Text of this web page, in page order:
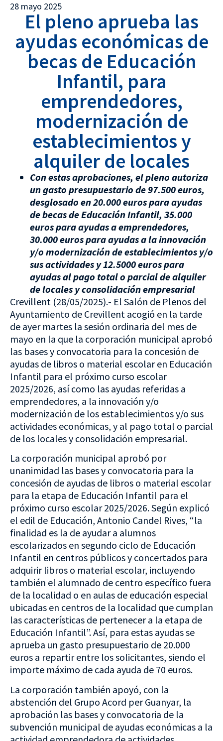
28 mayo 2025
El pleno aprueba las
ayudas económicas de
becas de Educación
Infantil, para
emprendedores,
modernización de
establecimientos y
alquiler de locales
Con estas aprobaciones, el pleno autoriza
un gasto presupuestario de 97.500 euros,
desglosado en 20.000 euros para ayudas
de becas de Educación Infantil, 35.000
euros para ayudas a emprendedores,
30.000 euros para ayudas a la innovación
y/o modernización de establecimientos y/o
sus actividades y 12.5000 euros para
ayudas al pago total o parcial de alquiler
de locales y consolidación empresarial
Crevillent (28/05/2025).- El Salón de Plenos del
Ayuntamiento de Crevillent acogió en la tarde
de ayer martes la sesión ordinaria del mes de
mayo en la que la corporación municipal aprobó
las bases y convocatoria para la concesión de
ayudas de libros o material escolar en Educación
Infantil para el próximo curso escolar
2025/2026, así como las ayudas referidas a
emprendedores, a la innovación y/o
modernización de los establecimientos y/o sus
actividades económicas, y al pago total o parcial
de los locales y consolidación empresarial.
La corporación municipal aprobó por
unanimidad las bases y convocatoria para la
concesión de ayudas de libros o material escolar
para la etapa de Educación Infantil para el
próximo curso escolar 2025/2026. Según explicó
el edil de Educación, Antonio Candel Rives, “la
finalidad es la de ayudar a alumnos
escolarizados en segundo ciclo de Educación
Infantil en centros públicos y concertados para
adquirir libros o material escolar, incluyendo
también el alumnado de centro específico fuera
de la localidad o en aulas de educación especial
ubicadas en centros de la localidad que cumplan
las características de pertenecer a la etapa de
Educación Infantil”. Así, para estas ayudas se
aprueba un gasto presupuestario de 20.000
euros a repartir entre los solicitantes, siendo el
importe máximo de cada ayuda de 70 euros.
La corporación también apoyó, con la
abstención del Grupo Acord per Guanyar, la
aprobación las bases y convocatoria de la
subvención municipal de ayudas económicas a la